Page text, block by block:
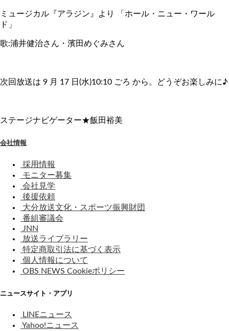
ミュージカル『アラジン』より 「ホール・ニュー・ワール
ド」
歌:浦井健治さん・濱田めぐみさん
次回放送は 9 月 17 日(水)10:10 ごろ から。どうぞお楽しみに♪
ステージナビゲーター★飯田裕美
会社情報
採用情報
モニター募集
会社見学
後援依頼
大分放送文化・スポーツ振興財団
番組審議会
JNN
放送ライブラリー
特定商取引法に基づく表示
個人情報について
OBS NEWS Cookieポリシー
ニュースサイト・アプリ
LINEニュース
Yahoo!ニュース